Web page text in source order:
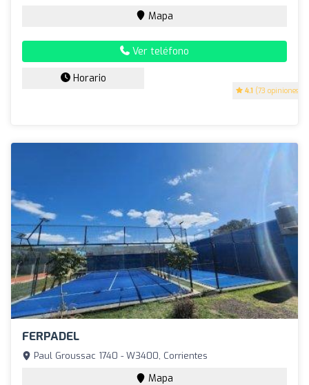
4.1 (73 opiniones)
Mapa
Ver teléfono
Horario
FERPADEL
Paul Groussac 1740 - W3400, Corrientes
Mapa